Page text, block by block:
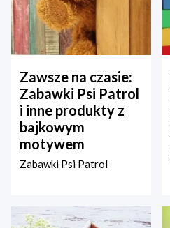
Zawsze na czasie:
Zabawki Psi Patrol
i inne produkty z
bajkowym
motywem
Zabawki Psi Patrol